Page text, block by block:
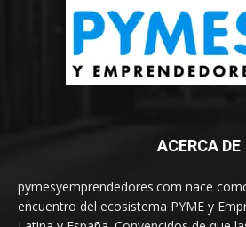
ACERCA DE
pymesyemprendedores.com nace
encuentro del ecosistema PYME y